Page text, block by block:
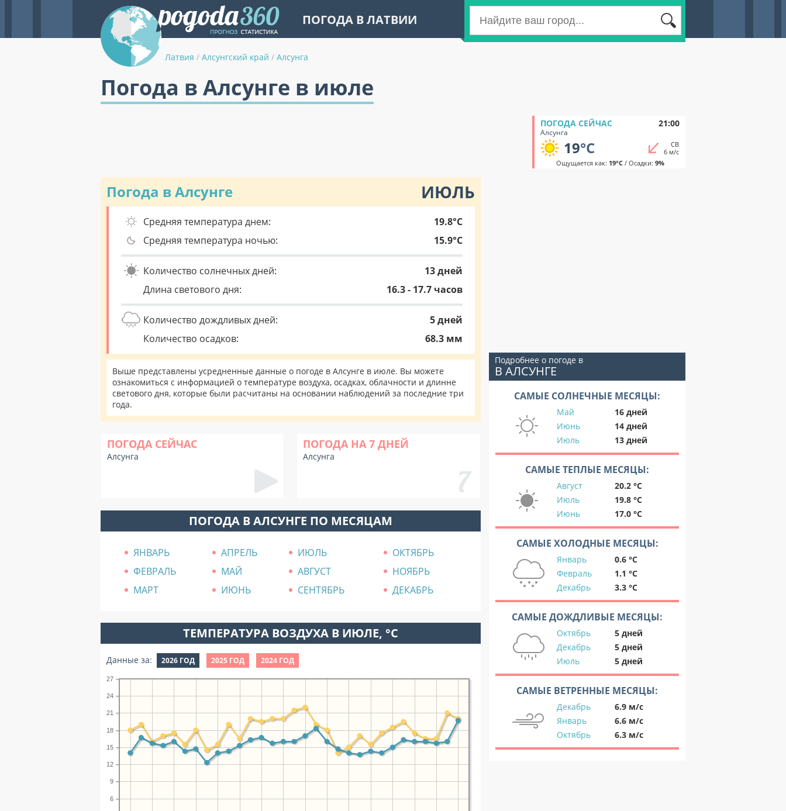
ПОГОДА В ЛАТВИИ
Латвия / Алсунгский край / Алсунга
Погода в Алсунге в июле
ПОГОДА СЕЙЧАС 21:00
Алсунга
19°C
СВ
6 м/с
Ощущается как: 19°C/ Осадки: 9%
Погода в Алсунге ИЮЛЬ
Средняя температура днем:
19.8°C
Средняя температура ночью:
15.9°C
Количество солнечных дней:
13 дней
Длина светового дня:
16.3 - 17.7 часов
Количество дождливых дней:
5 дней
Количество осадков:
68.3 мм
Выше представлены усредненные данные о погоде в Алсунге в июле. Вы можете
ознакомиться с информацией о температуре воздуха, осадках, облачности и длинне
светового дня, которые были расчитаны на основании наблюдений за последние три
года.
ПОГОДА СЕЙЧАС
Алсунга
ПОГОДА НА 7 ДНЕЙ
Алсунга
ПОГОДА В АЛСУНГЕ ПО МЕСЯЦАМ
ЯНВАРЬ АПРЕЛЬ ИЮЛЬ
ОКТЯБРЬ
ФЕВРАЛЬ
МАЙ АВГУСТ
НОЯБРЬ
МАРТ
ИЮНЬ СЕНТЯБРЬ ДЕКАБРЬ
ТЕМПЕРАТУРА ВОЗДУХА В ИЮЛЕ, °C
Данные за: 2026 ГОД 2025 ГОД 2024 ГОД
6
9
12
15
18
21
24
27
Подробнее о погоде в
В АЛСУНГЕ
САМЫЕ СОЛНЕЧНЫЕ МЕСЯЦЫ:
Май
16 дней
Июнь
14 дней
Июль
13 дней
САМЫЕ ТЕПЛЫЕ МЕСЯЦЫ:
Август
20.2 °C
Июль
19.8 °C
Июнь
17.0 °C
САМЫЕ ХОЛОДНЫЕ МЕСЯЦЫ:
Январь
0.6 °C
Февраль
1.1 °C
Декабрь
3.3 °C
САМЫЕ ДОЖДЛИВЫЕ МЕСЯЦЫ:
Октябрь
5 дней
Декабрь
5 дней
Июль
5 дней
САМЫЕ ВЕТРЕННЫЕ МЕСЯЦЫ:
Декабрь
6.9 м/с
Январь
6.6 м/с
Октябрь
6.3 м/с